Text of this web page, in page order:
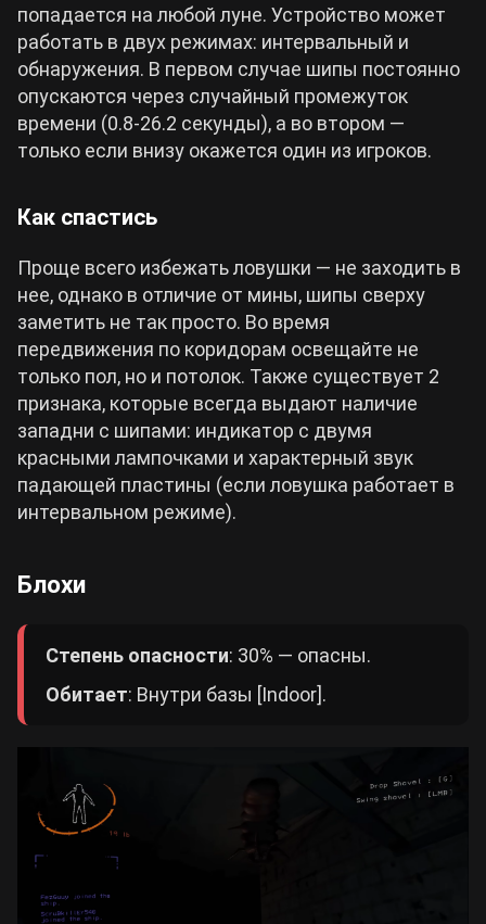
попадается на любой луне. Устройство может
работать в двух режимах: интервальный и
обнаружения. В первом случае шипы постоянно
опускаются через случайный промежуток
времени (0.8-26.2 секунды), а во втором —
только если внизу окажется один из игроков.
Как спастись
Проще всего избежать ловушки — не заходить в
нее, однако в отличие от мины, шипы сверху
заметить не так просто. Во время
передвижения по коридорам освещайте не
только пол, но и потолок. Также существует 2
признака, которые всегда выдают наличие
западни с шипами: индикатор с двумя
красными лампочками и характерный звук
падающей пластины (если ловушка работает в
интервальном режиме).
Блохи
Степень опасности: 30% — опасны.
Обитает: Внутри базы [Indoor].